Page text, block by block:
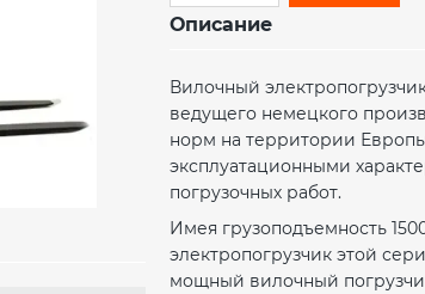
Описание
Вилочный
ведущего немецкого
норм на территории
эксплуатационными
погрузочных работ.
Имея грузоподъемность
электропогрузчик этой
мощный вилочный